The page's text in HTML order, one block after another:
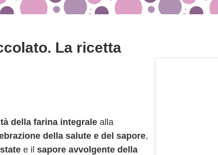
La ricetta
della farina integrale alla
della salute e del sapore,
e il sapore avvolgente della